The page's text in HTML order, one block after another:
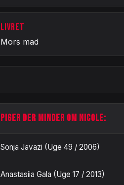
LIVRET
Mors mad
PIGER DER MINDER OM NICOLE:
Sonja Javazi (Uge 49 / 2006)
Anastasiia Gala (Uge 17 / 2013)